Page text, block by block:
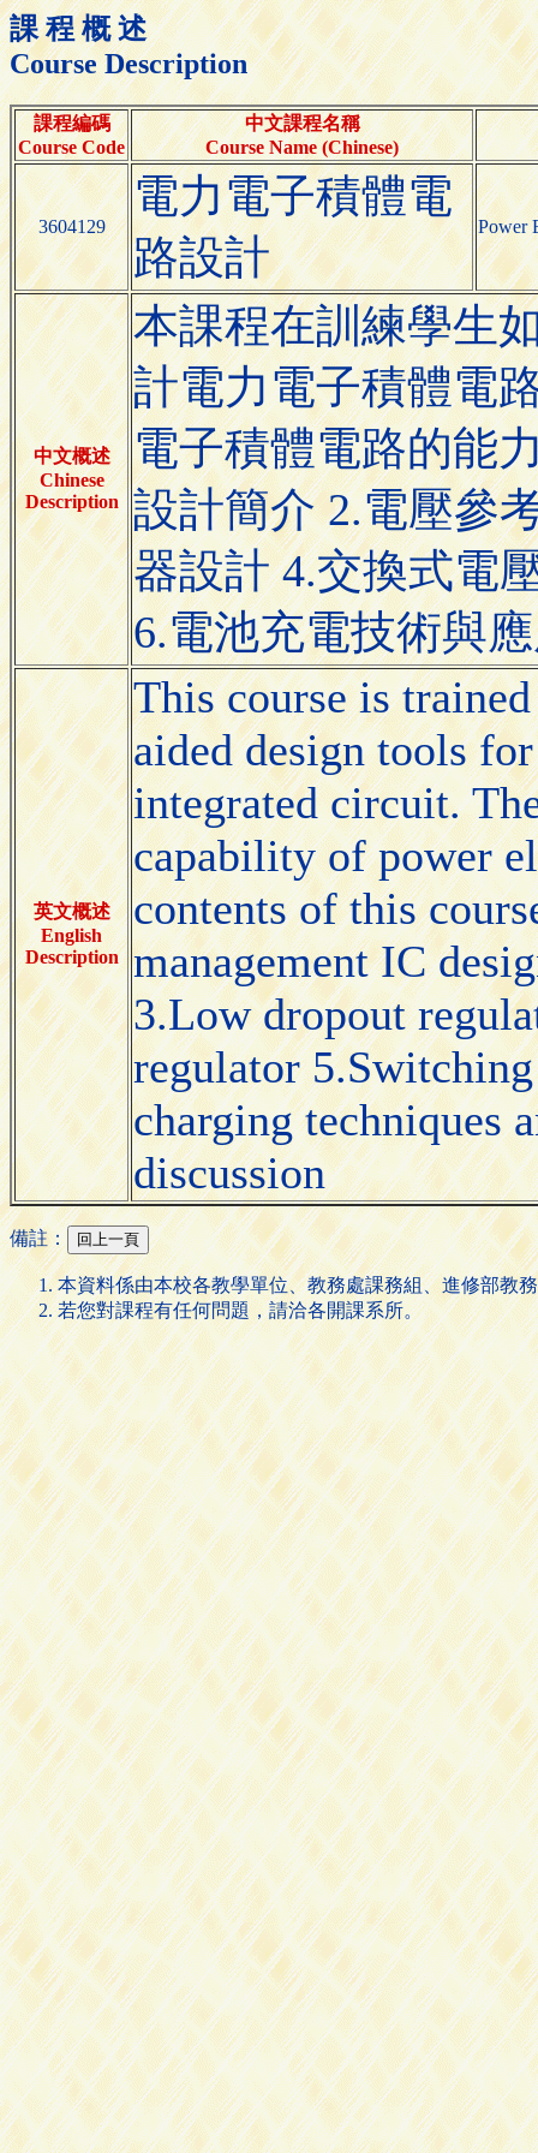
課 程 概 述
Course Description
課程編碼
Course Code
中文課程名稱
Course Name (Chinese)
3604129
電力電子積體電
路設計
Power
中文概述
Chinese
Description
本課程在訓練學生
計電力電子積體電
電子積體電路的能
設計簡介 2.電壓參
器設計 4.交換式電
6.電池充電技術與
英文概述
English
Description
This course is
aided design tools
integrated circuit.
capability of power
contents of this
management IC
3.Low dropout
regulator
charging techniques
discussion
備註：
本資料係由本校各教學單位、教務處課務組、進修部教
若您對課程有任何問題，請洽各開課系所。